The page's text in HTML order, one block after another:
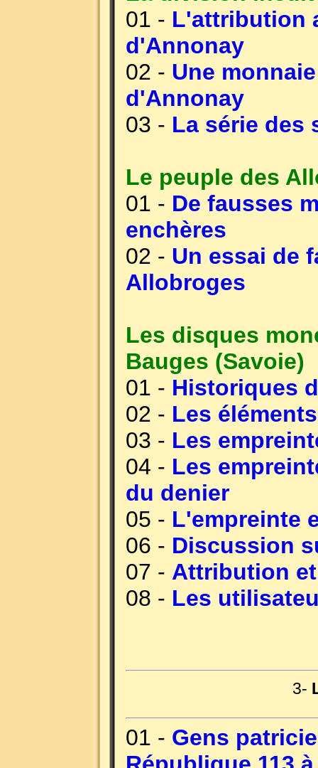
01 - L'attribution
d'Annonay
02 - Une
d'Annonay
03 - La série des
Le peuple des
01 - De fausses
enchères
02 - Un essai de
Allobroges
Les disques
Bauges (Savoie)
01 - Historiques
02 - Les
03 - Les
04 - Les
du denier
05 - L'empreinte
06 - Discussion
07 - Attribution
08 - Les
3-
01 - Gens